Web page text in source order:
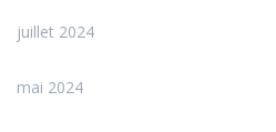
juillet 2024
mai 2024